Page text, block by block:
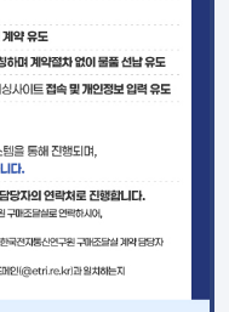
ETRI 오픈소스
ETRI Journal
ETRI 웹진